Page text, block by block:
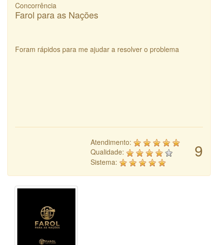
Concorrência
Farol para as Nações
Foram rápidos para me ajudar a resolver o problema
9
Atendimento:
Qualidade:
Sistema: